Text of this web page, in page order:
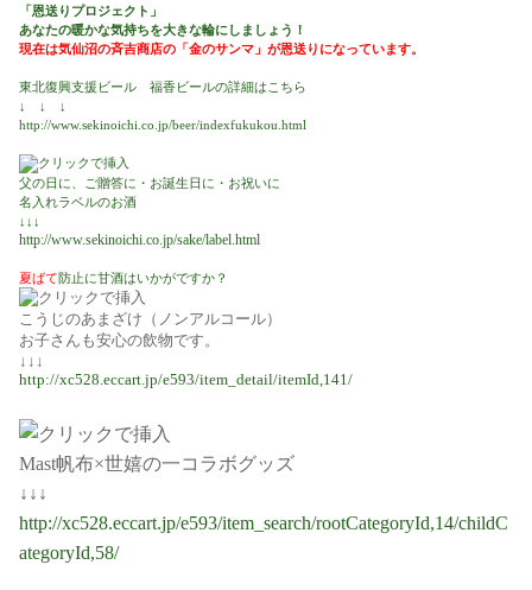
「恩送りプロジェクト」
あなたの暖かな気持ちを大きな輪にしましょう！
現在は気仙沼の斉吉商店の「金のサンマ」が恩送りになっています。
東北復興支援ビール 福香ビールの詳細はこちら
↓ ↓ ↓
http://www.sekinoichi.co.jp/beer/indexfukukou.html
父の日に、ご贈答に・お誕生日に・お祝いに
名入れラベルのお酒
↓↓↓
http://www.sekinoichi.co.jp/sake/label.html
夏ばて防止に甘酒はいかがですか？
こうじのあまざけ（ノンアルコール）
お子さんも安心の飲物です。
↓↓↓
http://xc528.eccart.jp/e593/item_detail/itemId,141/
Mast帆布×世嬉の一コラボグッズ
↓↓↓
http://xc528.eccart.jp/e593/item_search/rootCategoryId,14/childC
ategoryId,58/